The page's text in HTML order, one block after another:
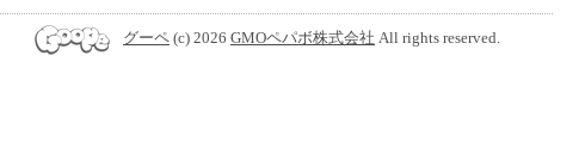
グーペ (c) 2026 GMOペパボ株式会社 All rights reserved.